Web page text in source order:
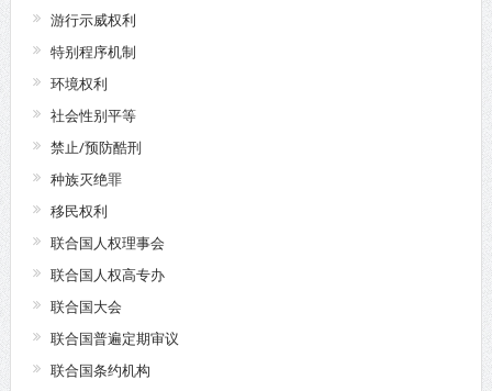
游行示威权利
特别程序机制
环境权利
社会性别平等
禁止/预防酷刑
种族灭绝罪
移民权利
联合国人权理事会
联合国人权高专办
联合国大会
联合国普遍定期审议
联合国条约机构